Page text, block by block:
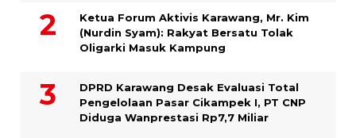
Ketua Forum Aktivis Karawang, Mr. Kim
(Nurdin Syam): Rakyat Bersatu Tolak
Oligarki Masuk Kampung
DPRD Karawang Desak Evaluasi Total
Pengelolaan Pasar Cikampek I, PT CNP
Diduga Wanprestasi Rp7,7 Miliar